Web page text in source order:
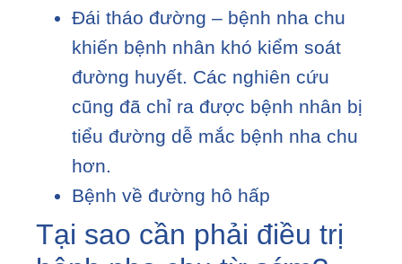
Đái tháo đường – bệnh nha chu
khiến bệnh nhân khó kiểm soát
đường huyết. Các nghiên cứu
cũng đã chỉ ra được bệnh nhân bị
tiểu đường dễ mắc bệnh nha chu
hơn.
Bệnh về đường hô hấp
Tại sao cần phải điều trị